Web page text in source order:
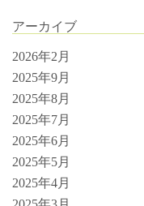
アーカイブ
2026年2月
2025年9月
2025年8月
2025年7月
2025年6月
2025年5月
2025年4月